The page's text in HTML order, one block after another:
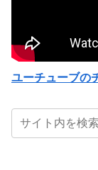
ユーチューブの